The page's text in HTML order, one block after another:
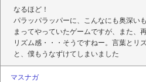
なるほど！
パラッパラッパーに、こんなにも奥深い
まってやっていたゲームですが、また、
リズム感・・・そうですねー。言葉とリ
と、僕もうなずけてしまいました
マスナガ